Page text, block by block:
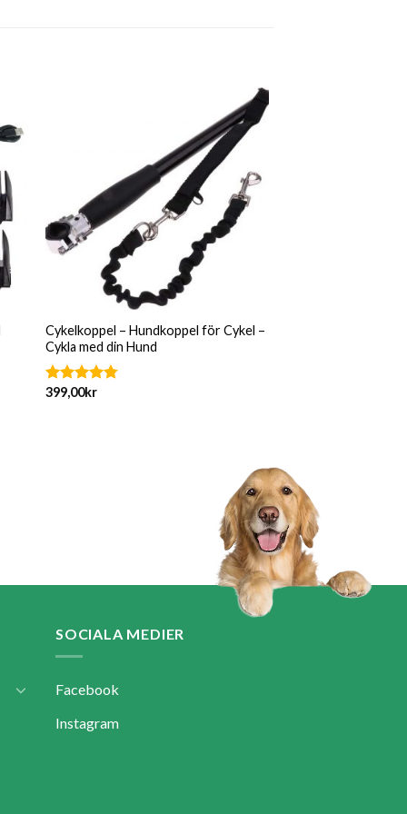
Cykelkoppel – Hundkoppel för Cykel –
Cykla med din Hund
Betygsatt
399,00kr
SOCIALA MEDIER
Facebook
Instagram